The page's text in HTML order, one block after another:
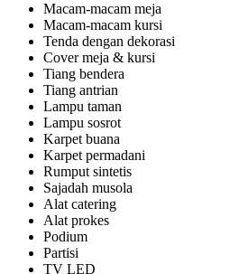
Macam-macam meja
Macam-macam kursi
Tenda dengan dekorasi
Cover meja & kursi
Tiang bendera
Tiang antrian
Lampu taman
Lampu sosrot
Karpet buana
Karpet permadani
Rumput sintetis
Sajadah musola
Alat catering
Alat prokes
Podium
Partisi
TV LED